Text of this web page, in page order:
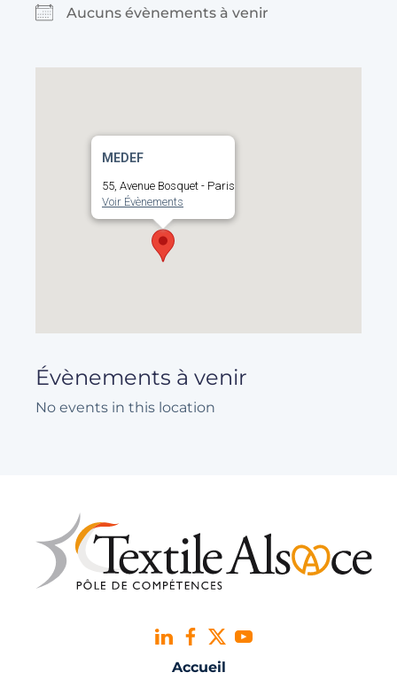
Aucuns évènements à venir
MEDEF
55, Avenue Bosquet - Paris
Voir Évènements
Évènements à venir
No events in this location
Accueil